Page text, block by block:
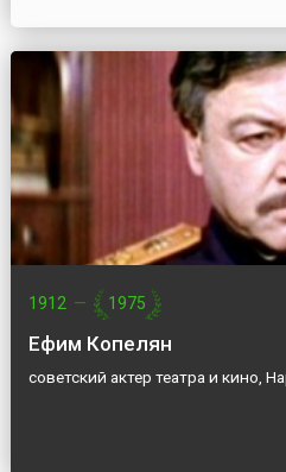
1912 — 1975
Ефим Копелян
советский актер театра и кино,